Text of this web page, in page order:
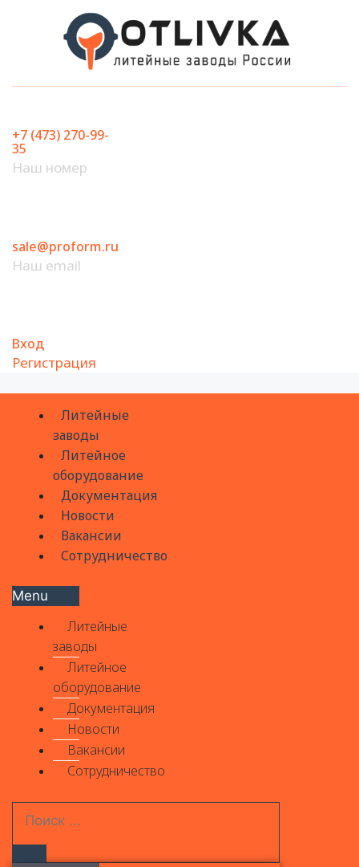
содержимому
+7 (473) 270-99-
35
Наш номер
sale@proform.ru
Наш email
Вход
Регистрация
Литейные
заводы
Литейное
оборудование
Документация
Новости
Вакансии
Сотрудничество
Menu
Литейные
заводы
Литейное
оборудование
Документация
Новости
Вакансии
Сотрудничество